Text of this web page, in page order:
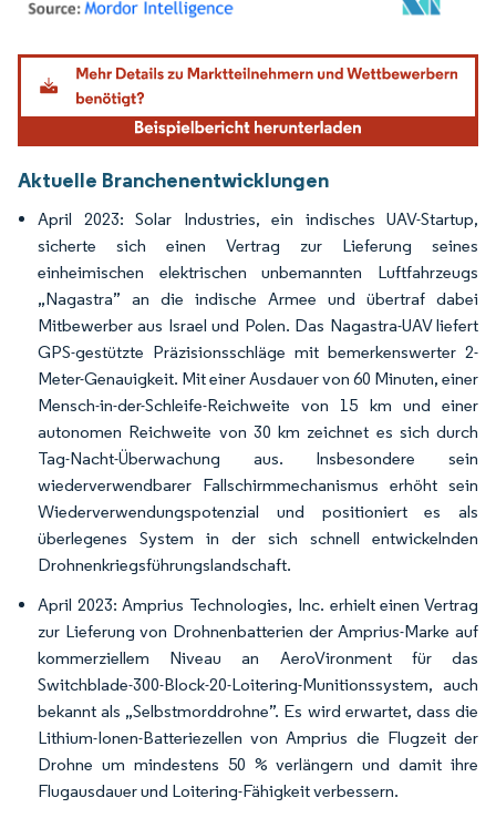
Bild © Mordor Intelligence. Wiederverwendung erfordert Namensnennung gemäß
Aktuelle Branchenentwicklungen
April 2023: Solar Industries, ein indisches UAV-Startup,
sicherte sich einen Vertrag zur Lieferung seines
einheimischen elektrischen unbemannten Luftfahrzeugs
„Nagastra” an die indische Armee und übertraf dabei
Mitbewerber aus Israel und Polen. Das Nagastra-UAV liefert
GPS-gestützte Präzisionsschläge mit bemerkenswerter 2-
Meter-Genauigkeit. Mit einer Ausdauer von 60 Minuten, einer
Mensch-in-der-Schleife-Reichweite von 15 km und einer
autonomen Reichweite von 30 km zeichnet es sich durch
Tag-Nacht-Überwachung aus. Insbesondere sein
wiederverwendbarer Fallschirmmechanismus erhöht sein
Wiederverwendungspotenzial und positioniert es als
überlegenes System in der sich schnell entwickelnden
Drohnenkriegsführungslandschaft.
April 2023: Amprius Technologies, Inc. erhielt einen Vertrag
zur Lieferung von Drohnenbatterien der Amprius-Marke auf
kommerziellem Niveau an AeroVironment für das
Switchblade-300-Block-20-Loitering-Munitionssystem, auch
bekannt als „Selbstmorddrohne”. Es wird erwartet, dass die
Lithium-Ionen-Batteriezellen von Amprius die Flugzeit der
Drohne um mindestens 50 % verlängern und damit ihre
Flugausdauer und Loitering-Fähigkeit verbessern.